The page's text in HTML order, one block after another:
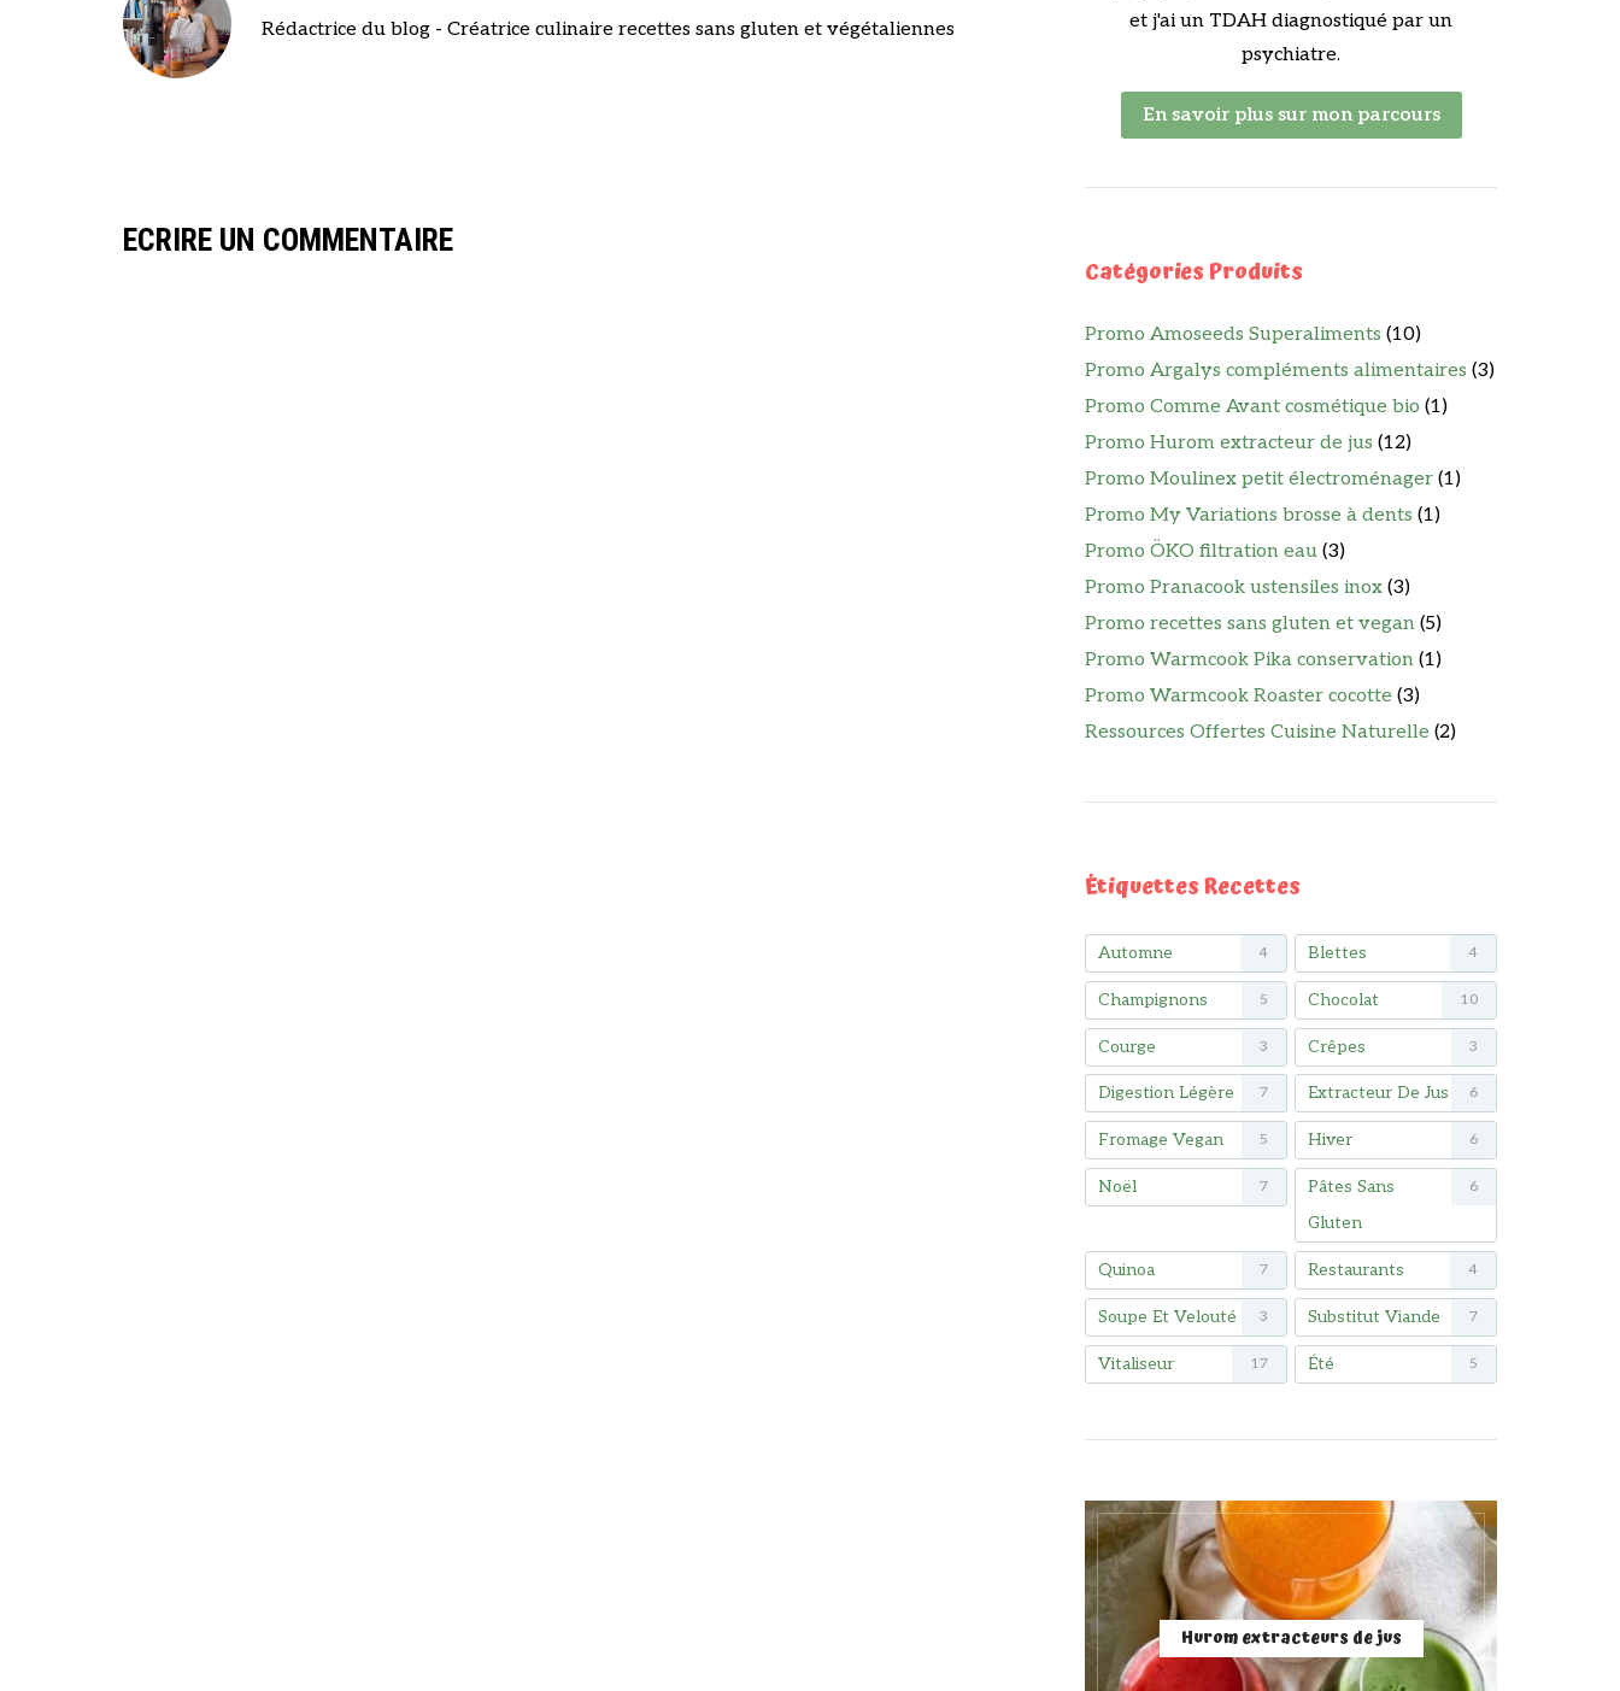
Rédactrice du blog - Créatrice culinaire recettes sans gluten et végétaliennes
ECRIRE UN COMMENTAIRE
et j'ai un TDAH diagnostiqué par un
psychiatre.
En savoir plus sur mon parcours
Catégories Produits
Promo Amoseeds Superaliments (10)
Promo Argalys compléments alimentaires (3)
Promo Comme Avant cosmétique bio (1)
Promo Hurom extracteur de jus (12)
Promo Moulinex petit électroménager (1)
Promo My Variations brosse à dents (1)
Promo ÖKO filtration eau (3)
Promo Pranacook ustensiles inox (3)
Promo recettes sans gluten et vegan (5)
Promo Warmcook Pika conservation (1)
Promo Warmcook Roaster cocotte (3)
Ressources Offertes Cuisine Naturelle (2)
Étiquettes Recettes
Automne 4 Blettes 4
Champignons 5 Chocolat 10
Courge 3 Crêpes 3
Digestion Légère 7 Extracteur De Jus 6
Fromage Vegan 5 Hiver 6
Noël 7
Pâtes Sans
Gluten
6
Quinoa 7 Restaurants 4
Soupe Et Velouté 3 Substitut Viande 7
Vitaliseur 17 Été 5
Hurom extracteurs de jus